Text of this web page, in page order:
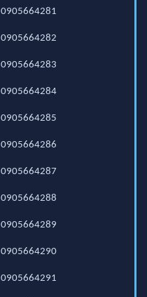
0905664281
0905664282
0905664283
0905664284
0905664285
0905664286
0905664287
0905664288
0905664289
0905664290
0905664291